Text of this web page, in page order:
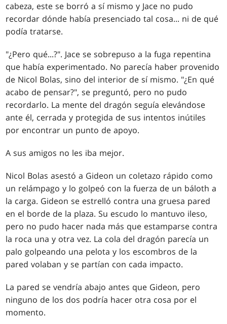
cabeza, este se borró a sí mismo y Jace no pudo
recordar dónde había presenciado tal cosa... ni de qué
podía tratarse.
"¿Pero qué...?". Jace se sobrepuso a la fuga repentina
que había experimentado. No parecía haber provenido
de Nicol Bolas, sino del interior de sí mismo. "¿En qué
acabo de pensar?", se preguntó, pero no pudo
recordarlo. La mente del dragón seguía elevándose
ante él, cerrada y protegida de sus intentos inútiles
por encontrar un punto de apoyo.
A sus amigos no les iba mejor.
Nicol Bolas asestó a Gideon un coletazo rápido como
un relámpago y lo golpeó con la fuerza de un báloth a
la carga. Gideon se estrelló contra una gruesa pared
en el borde de la plaza. Su escudo lo mantuvo ileso,
pero no pudo hacer nada más que estamparse contra
la roca una y otra vez. La cola del dragón parecía un
palo golpeando una pelota y los escombros de la
pared volaban y se partían con cada impacto.
La pared se vendría abajo antes que Gideon, pero
ninguno de los dos podría hacer otra cosa por el
momento.